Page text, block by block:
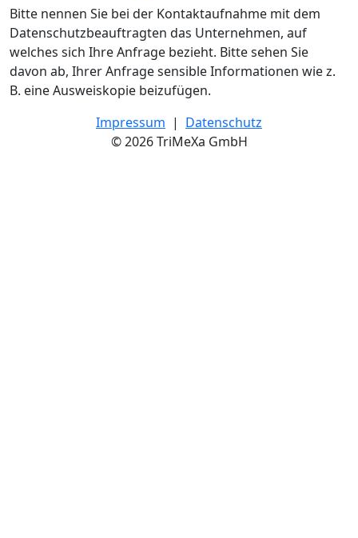
Bitte nennen Sie bei der Kontaktaufnahme mit dem
Datenschutzbeauftragten das Unternehmen, auf
welches sich Ihre Anfrage bezieht. Bitte sehen Sie
davon ab, Ihrer Anfrage sensible Informationen wie z.
B. eine Ausweiskopie beizufügen.
Impressum | Datenschutz
© 2026 TriMeXa GmbH